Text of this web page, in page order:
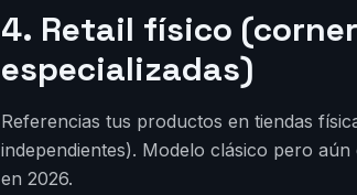
4. Retail físico
especializadas)
Referencias tus productos en tiendas
independientes). Modelo clásico pero
en 2026.